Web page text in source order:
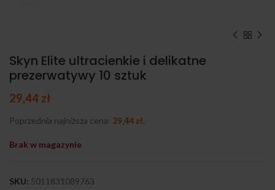
Skyn Elite ultracienkie i delikatne
prezerwatywy 10 sztuk
29,44 zł
Poprzednia najniższa cena: 29,44 zł.
Brak w magazynie
SKU: 5011831089763